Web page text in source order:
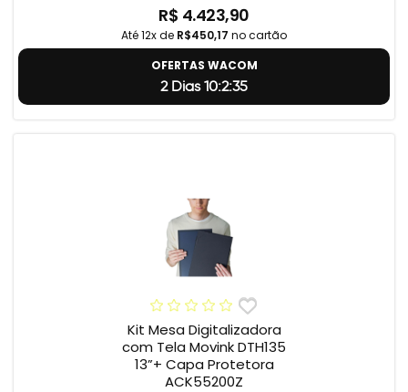
R$ 4.423,90
Até 12x de R$450,17 no cartão
OFERTAS WACOM
2 Dias 10:2:34
Kit Mesa Digitalizadora
com Tela Movink DTH135
13”+ Capa Protetora
ACK55200Z